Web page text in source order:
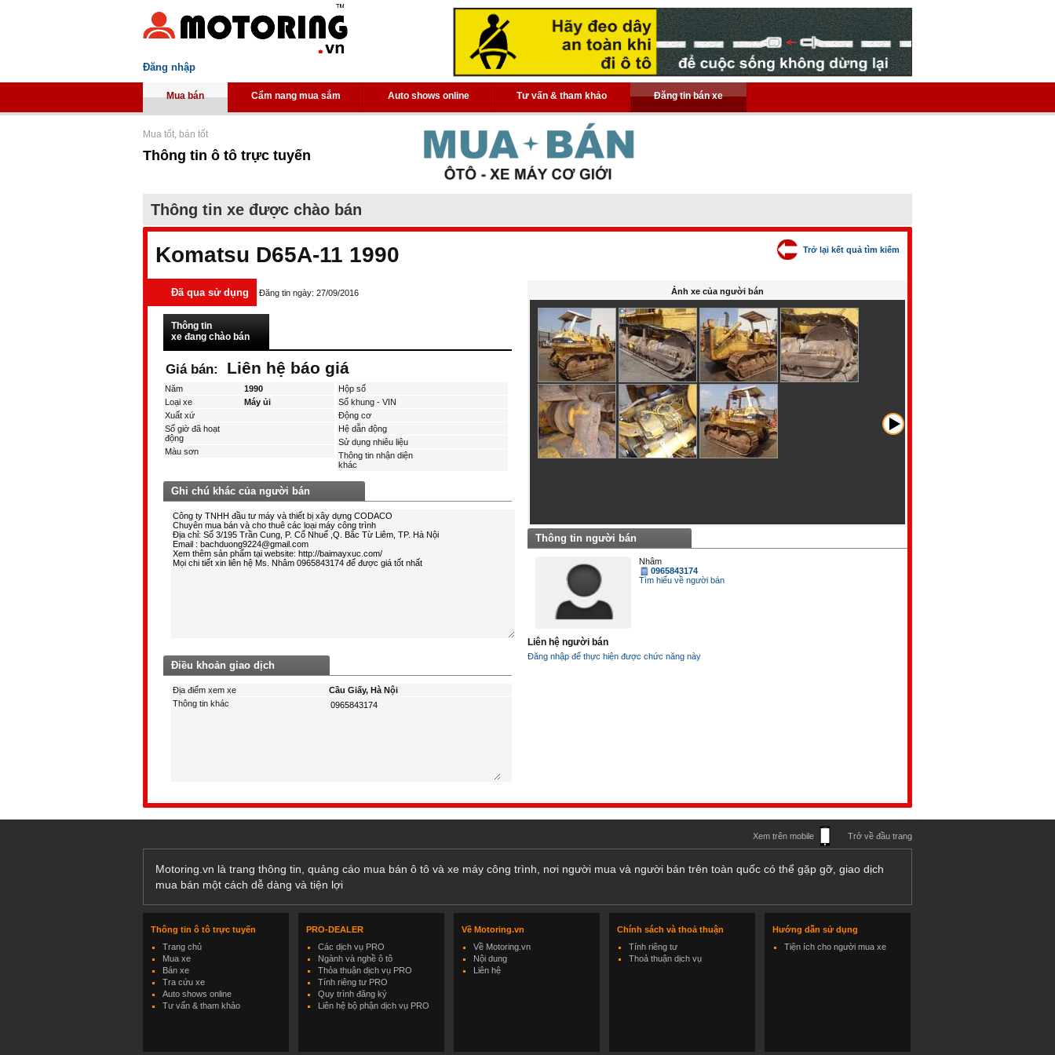
Đăng nhập
Mua bán Cẩm nang mua sắm Auto shows online Tư vấn & tham khảo Đăng tin bán xe
Mua tốt, bán tốt
Thông tin ô tô trực tuyến
Thông tin xe được chào bán
Komatsu D65A-11 1990
Đã qua sử dụng Đăng tin ngày: 27/09/2016
Thông tin
xe đang chào bán
Giá bán: Liên hệ báo giá
Năm
1990
Loại xe
Máy ủi
Xuất xứ
Số giờ đã hoạt
động
Màu sơn
Hộp số
Số khung - VIN
Động cơ
Hệ dẫn động
Sử dụng nhiêu liệu
Thông tin nhận diện
khác
Ghi chú khác của người bán
Điều khoản giao dịch
Địa điểm xem xe
Cầu Giấy, Hà Nội
Thông tin khác
Trở lại kết quả tìm kiếm
Ảnh xe của người bán
Thông tin người bán
Nhâm
0965843174
Tìm hiểu về người bán
Liên hệ người bán
Đăng nhập để thực hiện được chức năng này
Xem trên mobile Trở về đầu trang
Motoring.vn là trang thông tin, quảng cáo mua bán ô tô và xe máy công trình, nơi người mua và người bán trên toàn quốc có thể gặp gỡ, giao dịch
mua bán một cách dễ dàng và tiện lợi
Thông tin ô tô trực tuyến
Trang chủ
Mua xe
Bán xe
Tra cứu xe
Auto shows online
Tư vấn & tham khảo
PRO-DEALER
Các dịch vụ PRO
Ngành và nghề ô tô
Thỏa thuận dịch vụ PRO
Tính riêng tư PRO
Quy trình đăng ký
Liên hệ bộ phận dịch vụ PRO
Về Motoring.vn
Về Motoring.vn
Nội dung
Liên hệ
Chính sách và thoả thuận
Tính riêng tư
Thoả thuận dịch vụ
Hướng dẫn sử dụng
Tiện ích cho người mua xe